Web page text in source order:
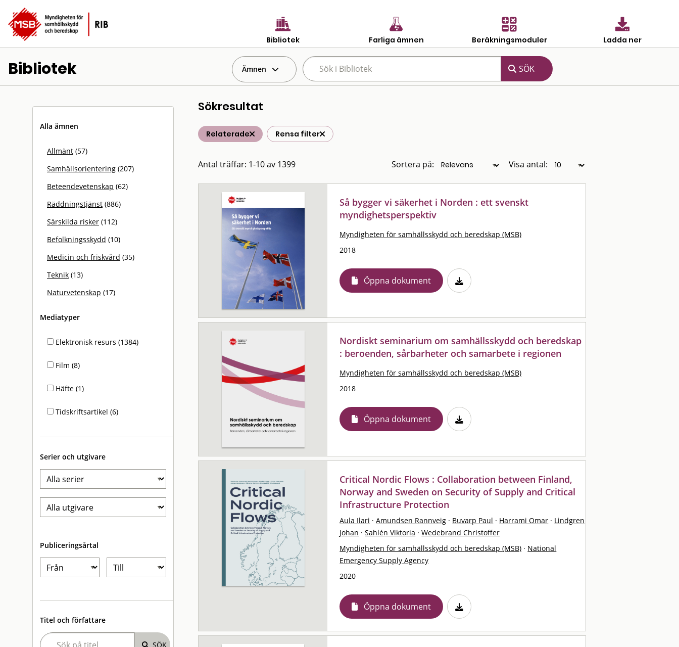
Bibliotek Farliga ämnen Beräkningsmoduler Ladda ner
Bibliotek Ämnen
Alla ämnen
Allmänt (57)
Samhällsorientering (207)
Beteendevetenskap (62)
Räddningstjänst (886)
Särskilda risker (112)
Befolkningsskydd (10)
Medicin och friskvård (35)
Teknik (13)
Naturvetenskap (17)
Mediatyper
Elektronisk resurs (1384)
Film (8)
Häfte (1)
Tidskriftsartikel (6)
Serier och utgivare
Publiceringsårtal
Titel och författare
Sökresultat
Relaterade Rensa filter
Antal träffar: 1-10 av 1399 Sortera på: Visa antal:
Så bygger vi säkerhet i Norden : ett svenskt
myndighetsperspektiv
Myndigheten för samhällsskydd och beredskap (MSB)
2018
Öppna dokument
Nordiskt seminarium om samhällsskydd och beredskap
: beroenden, sårbarheter och samarbete i regionen
Myndigheten för samhällsskydd och beredskap (MSB)
2018
Öppna dokument
Critical Nordic Flows : Collaboration between Finland,
Norway and Sweden on Security of Supply and Critical
Infrastructure Protection
Aula Ilari · Amundsen Rannveig · Buvarp Paul · Harrami Omar · Lindgren
Johan · Sahlén Viktoria · Wedebrand Christoffer
Myndigheten för samhällsskydd och beredskap (MSB) · National
Emergency Supply Agency
2020
Öppna dokument